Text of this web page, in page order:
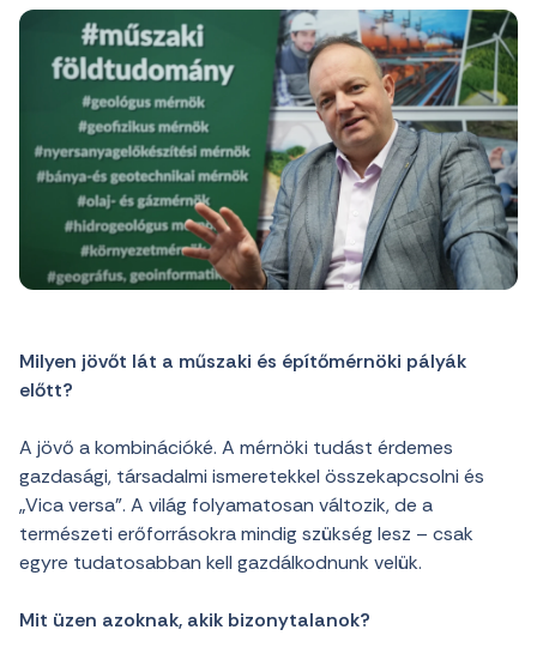
Milyen jövőt lát a műszaki és építőmérnöki pályák
előtt?
A jövő a kombinációké. A mérnöki tudást érdemes
gazdasági, társadalmi ismeretekkel összekapcsolni és
„Vica versa”. A világ folyamatosan változik, de a
természeti erőforrásokra mindig szükség lesz – csak
egyre tudatosabban kell gazdálkodnunk velük.
Mit üzen azoknak, akik bizonytalanok?